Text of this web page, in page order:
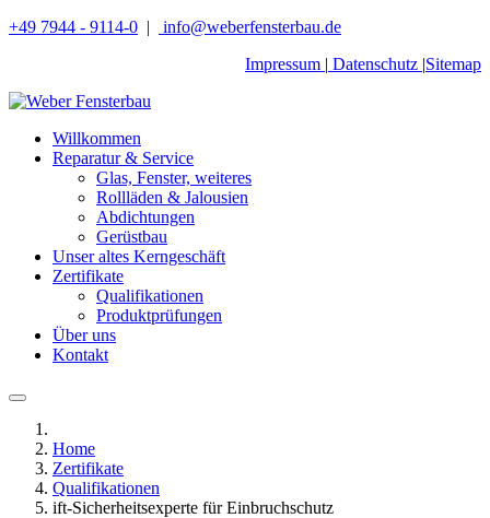
+49 7944 - 9114-0 |
info@weberfensterbau.de
Impressum | Datenschutz |Sitemap
Willkommen
Reparatur & Service
Glas, Fenster, weiteres
Rollläden & Jalousien
Abdichtungen
Gerüstbau
Unser altes Kerngeschäft
Zertifikate
Qualifikationen
Produktprüfungen
Über uns
Kontakt
Home
Zertifikate
Qualifikationen
ift-Sicherheitsexperte für Einbruchschutz